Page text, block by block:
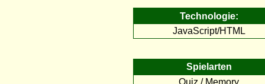
Technologie:
JavaScript/HTML
Spielarten
Quiz / Memory